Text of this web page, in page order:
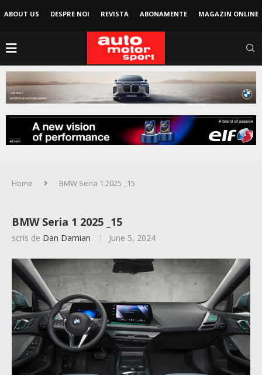
ABOUT US DESPRE NOI REVISTA ABONAMENTE MAGAZIN ONLINE
Home BMW Seria 1 2025 _15
BMW Seria 1 2025 _15
scris de Dan Damian June 5, 2024